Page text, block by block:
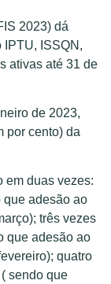
2023) dá
ISSQN,
ativas até 31 de
de 2023,
por cento) da
em duas vezes:
que adesão ao
três vezes
que adesão ao
quatro
sendo que